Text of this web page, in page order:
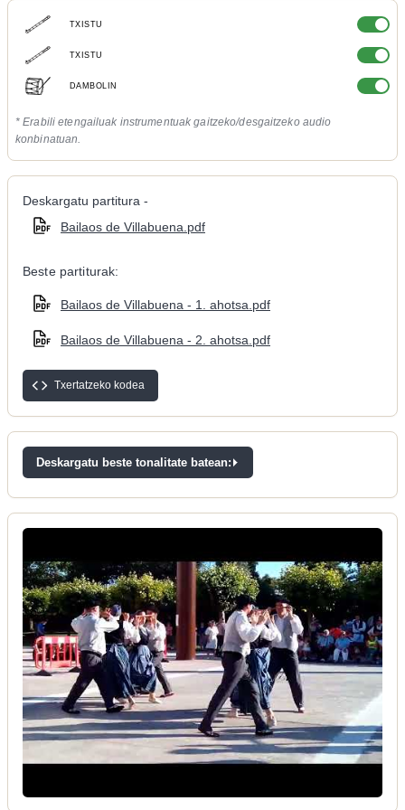
TXISTU
TXISTU
DAMBOLIN
* Erabili etengailuak instrumentuak gaitzeko/desgaitzeko audio
konbinatuan.
Deskargatu partitura -
Bailaos de Villabuena.pdf
Beste partiturak:
Bailaos de Villabuena - 1. ahotsa.pdf
Bailaos de Villabuena - 2. ahotsa.pdf
Txertatzeko kodea
Deskargatu beste tonalitate batean: